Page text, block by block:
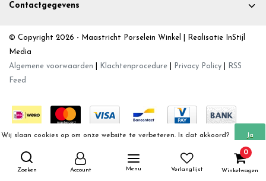
Contactgegevens
© Copyright 2026 - Maastricht Porselein Winkel | Realisatie InStijl
Media
Algemene voorwaarden
Klachtenprocedure Privacy Policy
RSS
Feed
Zoeken Account Menu Verlanglijst
0
Winkelwagen
Wij slaan cookies op om onze website te verbeteren. Is dat akkoord? Ja
Meer over cookies »